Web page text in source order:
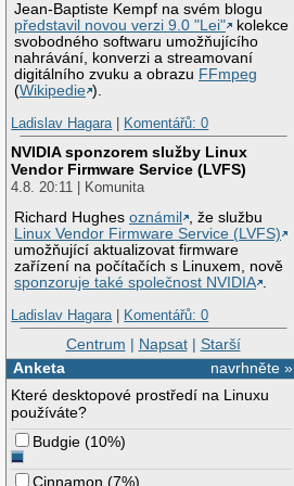
Jean-Baptiste Kempf na svém blogu
představil novou verzi 9.0 "Lei"
kolekce
svobodného softwaru umožňujícího
nahrávání, konverzi a streamovaní
digitálního zvuku a obrazu FFmpeg
(Wikipedie ).
Ladislav Hagara| Komentářů: 0
NVIDIA sponzorem služby Linux
Vendor Firmware Service (LVFS)
4.8. 20:11 | Komunita
Richard Hughesoznámil
, že službu
Linux Vendor Firmware Service (LVFS)
umožňující aktualizovat firmware
zařízení na počítačích s Linuxem, nově
sponzoruje také společnost NVIDIA .
Ladislav Hagara| Komentářů: 0
Centrum | Napsat| Starší
navrhněte »
Anketa
Které desktopové prostředí na Linuxu
používáte?
Budgie (10%)
Cinnamon (7%)